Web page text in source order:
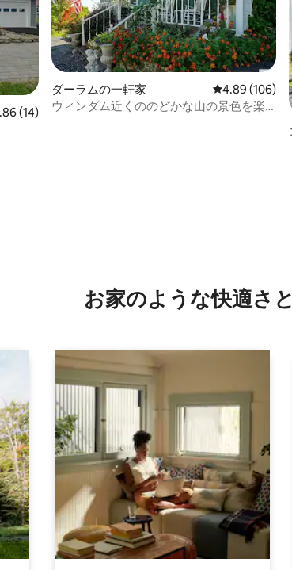
ュー14件、5つ星中4.86つ星の平均評価
(14)
ダーラムの一軒家 レビュー106
4.89 (106)
ウィンダム近くののどかな山の景色を楽
お家のような快⁠適⁠さ⁠